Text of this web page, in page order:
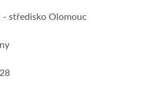
středisko Olomouc